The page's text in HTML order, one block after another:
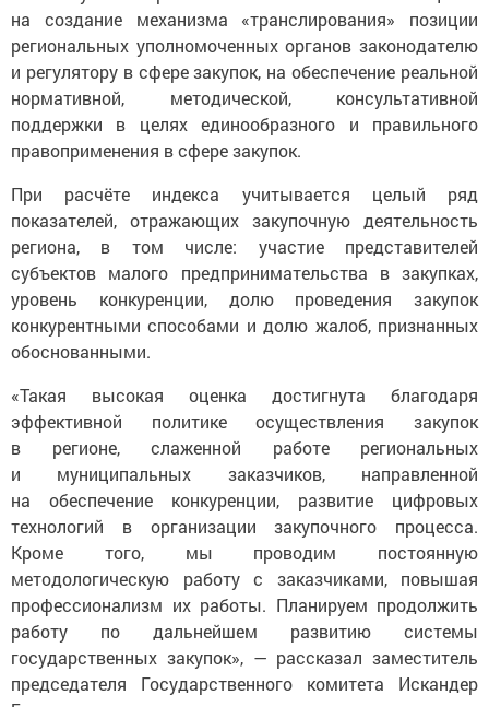
на создание механизма «транслирования» позиции
региональных уполномоченных органов законодателю
и регулятору в сфере закупок, на обеспечение реальной
нормативной, методической, консультативной
поддержки в целях единообразного и правильного
правоприменения в сфере закупок.
При расчёте индекса учитывается целый ряд
показателей, отражающих закупочную деятельность
региона, в том числе: участие представителей
субъектов малого предпринимательства в закупках,
уровень конкуренции, долю проведения закупок
конкурентными способами и долю жалоб, признанных
обоснованными.
«Такая высокая оценка достигнута благодаря
эффективной политике осуществления закупок
в регионе, слаженной работе региональных
и муниципальных заказчиков, направленной
на обеспечение конкуренции, развитие цифровых
технологий в организации закупочного процесса.
Кроме того, мы проводим постоянную
методологическую работу с заказчиками, повышая
профессионализм их работы. Планируем продолжить
работу по дальнейшем развитию системы
государственных закупок», — рассказал заместитель
председателя Государственного комитета Искандер